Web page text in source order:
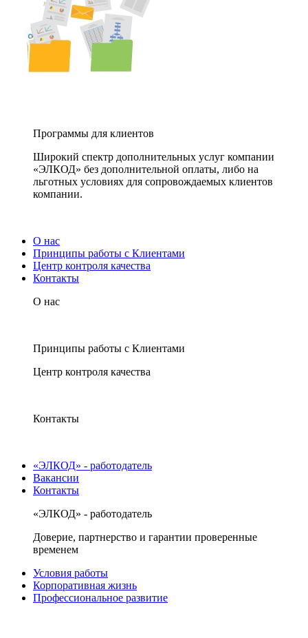
Программы для клиентов
Широкий спектр дополнительных услуг компании
«ЭЛКОД» без дополнительной оплаты, либо на
льготных условиях для сопровождаемых клиентов
компании.
О нас
Принципы работы с Клиентами
Центр контроля качества
Контакты
О нас
Принципы работы с Клиентами
Центр контроля качества
Контакты
«ЭЛКОД» - работодатель
Вакансии
Контакты
«ЭЛКОД» - работодатель
Доверие, партнерство и гарантии проверенные
временем
Условия работы
Корпоративная жизнь
Профессиональное развитие